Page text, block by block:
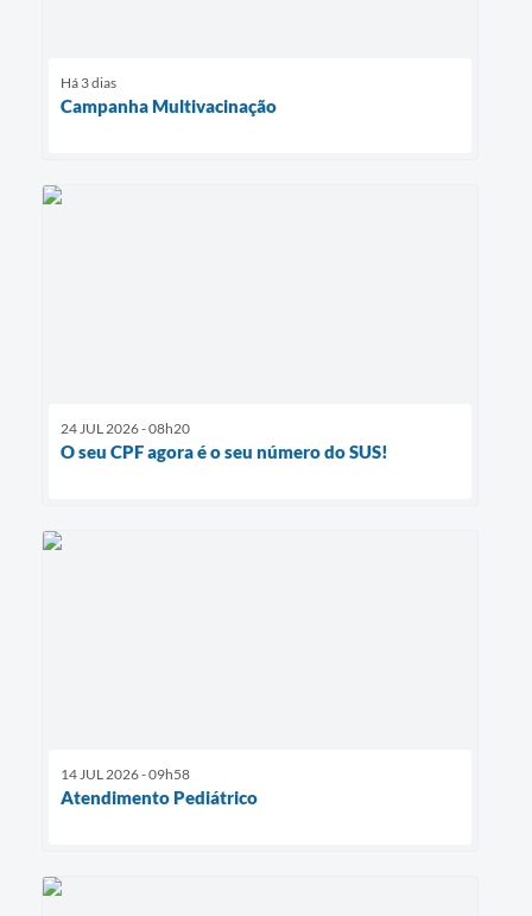
Há 3 dias
Campanha Multivacinação
24 JUL 2026 - 08h20
O seu CPF agora é o seu número do SUS!
14 JUL 2026 - 09h58
Atendimento Pediátrico